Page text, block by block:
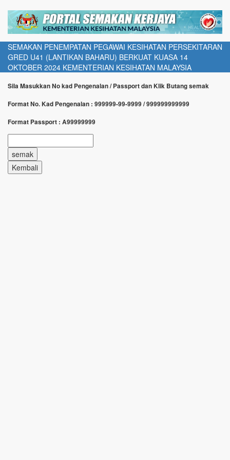
SEMAKAN PENEMPATAN PEGAWAI KESIHATAN PERSEKITARAN
GRED U41 (LANTIKAN BAHARU) BERKUAT KUASA 14
OKTOBER 2024 KEMENTERIAN KESIHATAN MALAYSIA
Sila Masukkan No kad Pengenalan / Passport dan Klik Butang semak
Format No. Kad Pengenalan : 999999-99-9999 / 999999999999
Format Passport : A99999999